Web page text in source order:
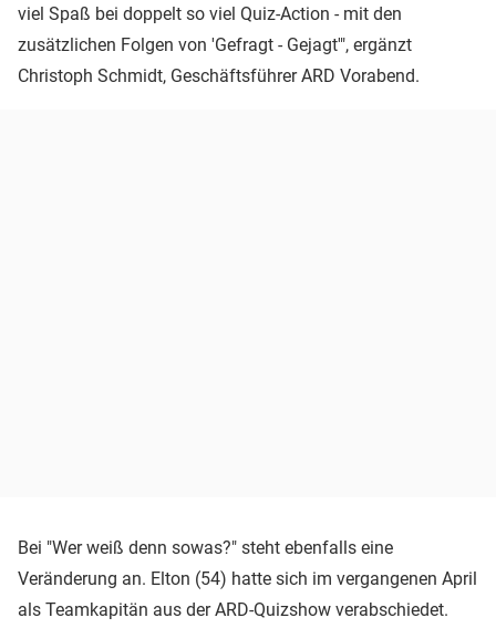
viel Spaß bei doppelt so viel Quiz-Action - mit den
zusätzlichen Folgen von 'Gefragt - Gejagt'", ergänzt
Christoph Schmidt, Geschäftsführer ARD Vorabend.
Bei "Wer weiß denn sowas?" steht ebenfalls eine
Veränderung an. Elton (54) hatte sich im vergangenen April
als Teamkapitän aus der ARD-Quizshow verabschiedet.